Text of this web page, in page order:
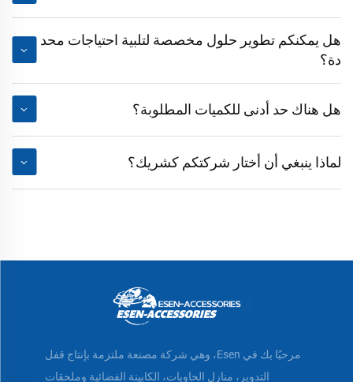
هل يمكنكم تطوير حلول مخصصة لتلبية احتياجات محد
دة؟
هل هناك حد أدنى للكميات المطلوبة؟
لماذا ينبغي أن أختار شركتكم كشريك؟
مرحبًا بك في Esen، وهي شركة مصنعة ملتزمة بإنتاج قفل
التدوير، منازل الحاويات، الكابينة الفضائية وملحقات